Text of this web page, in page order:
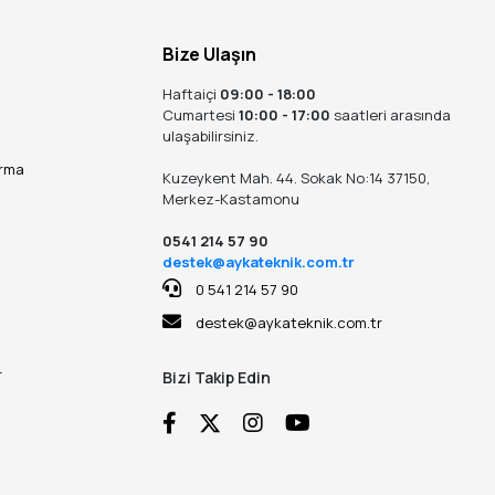
değil, karanlığı güvenli ve konforlu bir alana
ve Teknik İpuçları
şunu öğrendim: Işık, sadece görmenizi sağlamaz; aynı
bir enerji kaynağı kullanarak bulunduğu ortamı
aydınlatma cihazıdır.
değil; gece çalışan ustalar, sanayi tesislerindeki bakım
bir lambanın lümen değerinden pil
Bize Ulaşın
Haftaiçi 09:00 - 18:00
Cumartesi10:00 - 17:00 saatleri arasında
ulaşabilirsiniz.
Kuzeykent Mah. 44. Sokak No:14 37150,
Merkez-Kastamonu
0541 214 57 90
destek@aykateknik.com.tr
0 541 214 57 90
destek@aykateknik.com.tr
Bizi Takip Edin